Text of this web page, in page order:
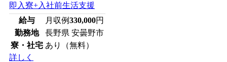
即入寮+入社前生活支援
給与
月収例330,000円
勤務地
長野県 安曇野市
寮・社宅 あり（無料）
詳しく